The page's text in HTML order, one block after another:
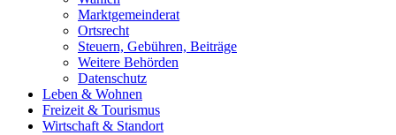
Marktgemeinderat
Ortsrecht
Steuern, Gebühren, Beiträge
Weitere Behörden
Datenschutz
Leben & Wohnen
Freizeit & Tourismus
Wirtschaft & Standort